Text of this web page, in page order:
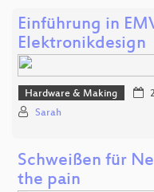
Einführung in
Elektronikdesign
Hardware & Making
Sarah
Schweißen für
the pain